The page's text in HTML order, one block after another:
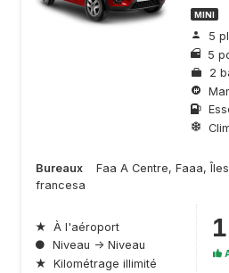
MINI
5
5
2
Bureaux
Faa A Centre, Faaa,
francesa
★ À l'aéroport
● Niveau → Niveau
★ Kilométrage illimité